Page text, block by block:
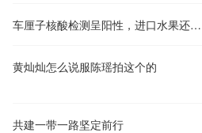
车厘子核酸检测呈阳性，进口水果还能吃吗？
黄灿灿怎么说服陈瑶拍这个的
共建一带一路坚定前行